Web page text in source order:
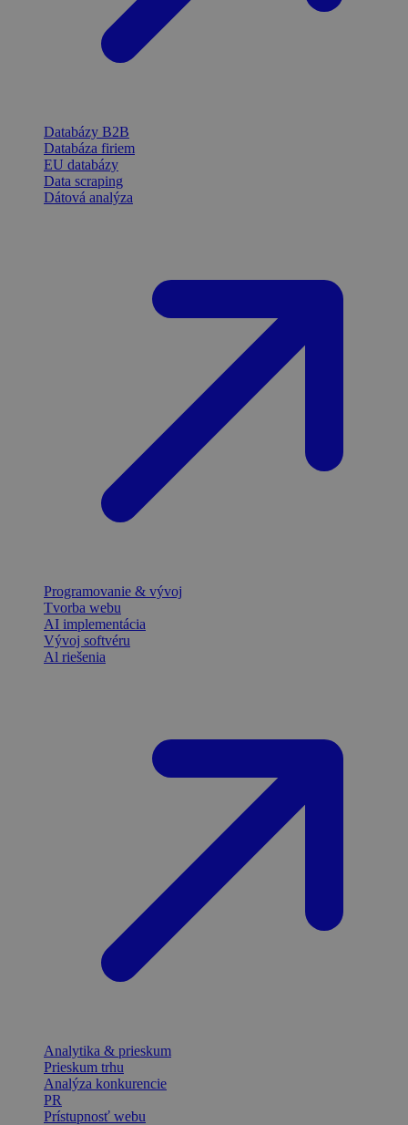
Databázy B2B
Databáza firiem
EU databázy
Data scraping
Dátová analýza
Programovanie & vývoj
Tvorba webu
AI implementácia
Vývoj softvéru
Al riešenia
Analytika & prieskum
Prieskum trhu
Analýza konkurencie
PR
Prístupnosť webu